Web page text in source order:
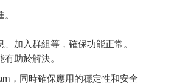
加入群組等，確保功能正常。
助於解決。
，同時確保應用的穩定性和安全